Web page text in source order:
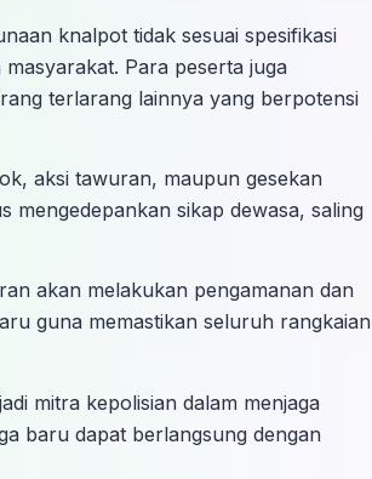
knalpot tidak sesuai spesifikasi
Para peserta juga
terlarang lainnya yang berpotensi
aksi tawuran, maupun gesekan
mengedepankan sikap dewasa, saling
akan melakukan pengamanan dan
guna memastikan seluruh rangkaian
mitra kepolisian dalam menjaga
baru dapat berlangsung dengan